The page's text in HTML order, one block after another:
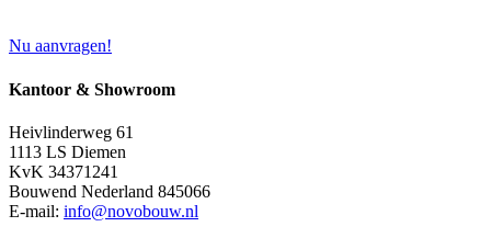
Nu aanvragen!
Kantoor & Showroom
Heivlinderweg 61
1113 LS Diemen
KvK 34371241
Bouwend Nederland 845066
E-mail: info@novobouw.nl